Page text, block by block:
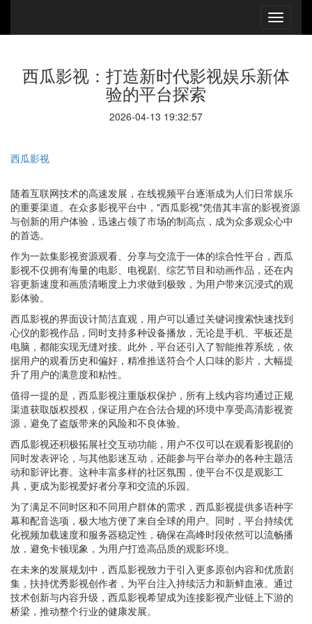
西瓜影视：打造新时代影视娱乐新体
验的平台探索
2026-04-13 19:32:57
西瓜影视
随着互联网技术的高速发展，在线视频平台逐渐成为人们日常娱乐
的重要渠道。在众多影视平台中，"西瓜影视"凭借其丰富的影视资源
与创新的用户体验，迅速占领了市场的制高点，成为众多观众心中
的首选。
作为一款集影视资源观看、分享与交流于一体的综合性平台，西瓜
影视不仅拥有海量的电影、电视剧、综艺节目和动画作品，还在内
容更新速度和画质清晰度上力求做到极致，为用户带来沉浸式的观
影体验。
西瓜影视的界面设计简洁直观，用户可以通过关键词搜索快速找到
心仪的影视作品，同时支持多种设备播放，无论是手机、平板还是
电脑，都能实现无缝对接。此外，平台还引入了智能推荐系统，依
据用户的观看历史和偏好，精准推送符合个人口味的影片，大幅提
升了用户的满意度和粘性。
值得一提的是，西瓜影视注重版权保护，所有上线内容均通过正规
渠道获取版权授权，保证用户在合法合规的环境中享受高清影视资
源，避免了盗版带来的风险和不良体验。
西瓜影视还积极拓展社交互动功能，用户不仅可以在观看影视剧的
同时发表评论，与其他影迷互动，还能参与平台举办的各种主题活
动和影评比赛。这种丰富多样的社区氛围，使平台不仅是观影工
具，更成为影视爱好者分享和交流的乐园。
为了满足不同时区和不同用户群体的需求，西瓜影视提供多语种字
幕和配音选项，极大地方便了来自全球的用户。同时，平台持续优
化视频加载速度和服务器稳定性，确保在高峰时段依然可以流畅播
放，避免卡顿现象，为用户打造高品质的观影环境。
在未来的发展规划中，西瓜影视致力于引入更多原创内容和优质剧
集，扶持优秀影视创作者，为平台注入持续活力和新鲜血液。通过
技术创新与内容升级，西瓜影视希望成为连接影视产业链上下游的
桥梁，推动整个行业的健康发展。